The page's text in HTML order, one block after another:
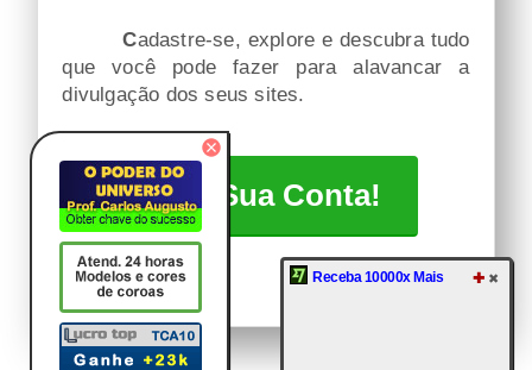
Cadastre-se, explore e descubra tudo
que você pode fazer para alavancar a
divulgação dos seus sites.
Crie Sua Conta!
Receba 10000x Mais ✚ ✖